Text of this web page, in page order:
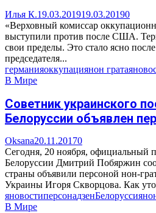
Илья К.19.03.201919.03.20190
«Верховный комиссар
выступили против после США.
свои пределы. Это стало ясно
председателя...
германияоккупациянон грата
В Мире
Советник украинского
Белоруссии объявлен
Oksana20.11.20170
Сегодня, 20 ноября, официальный
Белоруссии Дмитрий Побяржин
страны объявили персоной нон-
Украины Игоря Скворцова. Как
яновостиперсонадзенБелоруссия
В Мире